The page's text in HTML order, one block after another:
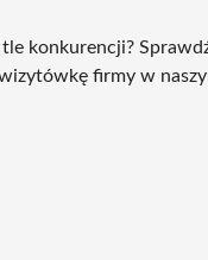
konkurencji?
firmy w